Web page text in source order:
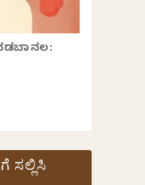
ವಡಬಾನಲ:
ಸಲ್ಲಿಸಿ